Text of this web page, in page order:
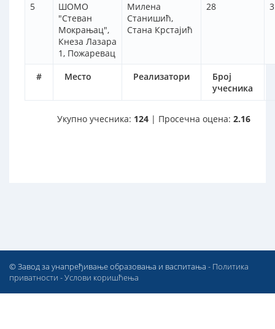
# Место Реализатори
Број
учесника
5
ШОМО
"Стеван
Мокрањац",
Кнеза Лазара
1, Пожаревац
Милена
Станишић,
Стана Крстајић
28
Укупно учесника: 124 | Просечна оцена: 2.16
© Завод за унапређивање образовања и васпитања - Политика
приватности -Услови коришћења